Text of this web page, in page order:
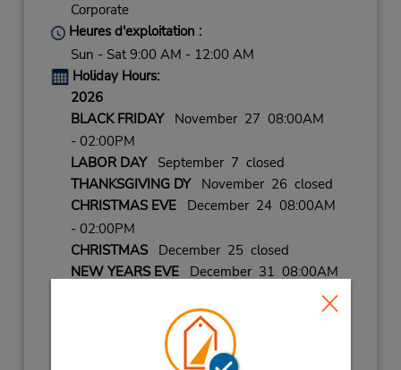
Corporate
Heures d'exploitation :
Sun - Sat 9:00 AM - 12:00 AM
Holiday Hours:
2026
BLACK FRIDAYNovember 27 08:00AM
- 02:00PM
LABOR DAYSeptember 7 closed
THANKSGIVING DYNovember 26 closed
CHRISTMAS EVEDecember 24 08:00AM
- 02:00PM
CHRISTMASDecember 25 closed
NEW YEARS EVEDecember 31 08:00AM
NEW YEARS DAY
January 1 closed